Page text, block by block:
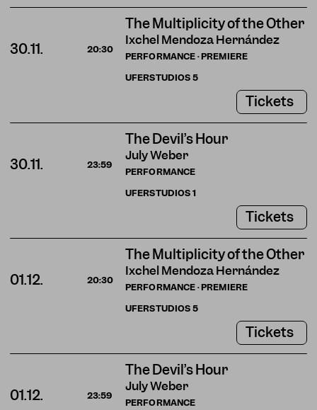
The Multiplicity of the Other
Ixchel Mendoza Hernández
PERFORMANCE · PREMIERE
30.11. 20:30
UFERSTUDIOS5
Tickets
The Devil’s Hour
July Weber
PERFORMANCE
30.11. 23:59
UFERSTUDIOS1
Tickets
The Multiplicity of the Other
Ixchel Mendoza Hernández
PERFORMANCE · PREMIERE
01.12. 20:30
UFERSTUDIOS5
Tickets
The Devil’s Hour
July Weber
PERFORMANCE
01.12. 23:59